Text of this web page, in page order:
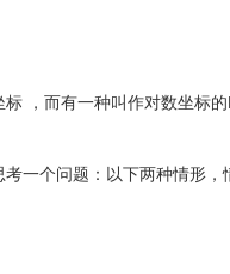
，而有一种叫作对数坐标的
一个问题：以下两种情形